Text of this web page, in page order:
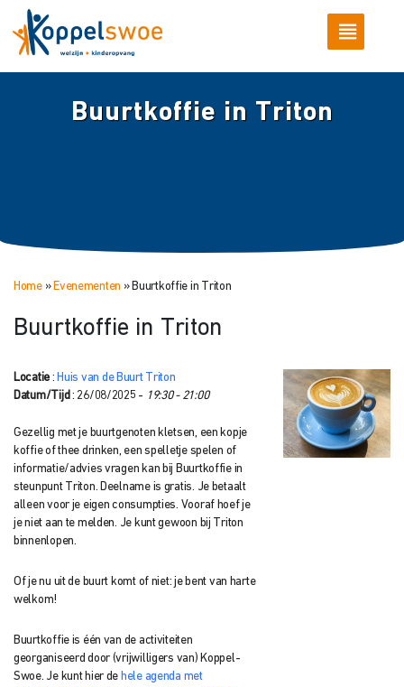
Buurtkoffie in Triton
Home» Evenementen » Buurtkoffie in Triton
Buurtkoffie in Triton
Locatie : Huis van de Buurt Triton
Datum/Tijd : 26/08/2025 - 19:30 - 21:00
Gezellig met je buurtgenoten kletsen, een kopje
koffie of thee drinken, een spelletje spelen of
informatie/advies vragen kan bij Buurtkoffie in
steunpunt Triton.
Deelname is gratis. Je betaalt
alleen voor je eigen consumpties. Vooraf hoef je
je niet aan te melden. Je kunt gewoon bij Triton
binnenlopen.
Of je nu uit de buurt komt of niet: je bent van harte
welkom!
Buurtkoffie is één van de activiteiten
georganiseerd door (vrijwilligers van) Koppel-
Swoe. Je kunt hier de hele agenda met